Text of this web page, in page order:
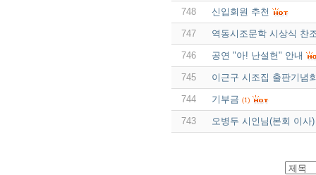
748 신입회원 추천
747 역동시조문학 시상식 찬
746 공연 "아! 난설헌" 안내
745 이근구 시조집 출판기념
744 기부금 (1)
743 오병두 시인님(본회 이사